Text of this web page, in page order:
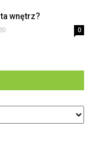
wnętrz?
0